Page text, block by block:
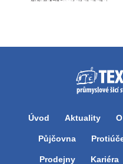
Úvod Aktuality
Půjčovna
Prodejny Kariéra